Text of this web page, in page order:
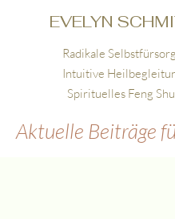
EVELYN
Radikale
Intuitive
Spirituelles Feng
Aktuelle Beiträge